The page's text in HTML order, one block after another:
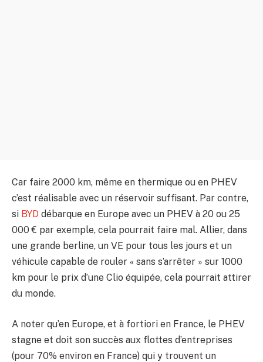
Car faire 2000 km, même en thermique ou en PHEV
c’est réalisable avec un réservoir suffisant. Par contre,
si BYD débarque en Europe avec un PHEV à 20 ou 25
000 € par exemple, cela pourrait faire mal. Allier, dans
une grande berline, un VE pour tous les jours et un
véhicule capable de rouler « sans s’arrêter » sur 1000
km pour le prix d’une Clio équipée, cela pourrait attirer
du monde.
A noter qu’en Europe, et à fortiori en France, le PHEV
stagne et doit son succès aux flottes d’entreprises
(pour 70% environ en France) qui y trouvent un